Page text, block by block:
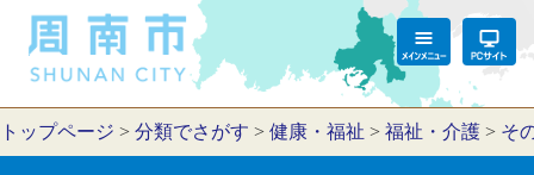
トップページ > 分類でさがす > 健康・福祉 > 福祉・介護 > そ